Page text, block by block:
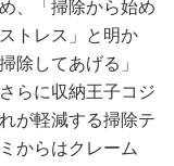
、「掃除から始め
トレス」と明か
除してあげる」
らに収納王子コジ
が軽減する掃除テ
からはクレーム